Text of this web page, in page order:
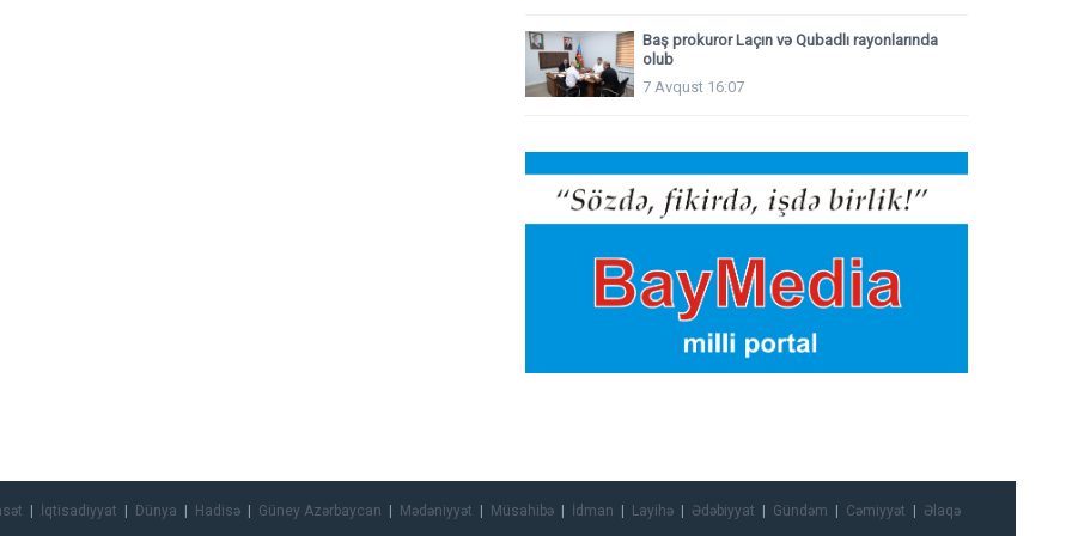
Baş prokuror Laçın və Qubadlı rayonlarında
olub
7 Avqust 16:07
İqtisadiyyat Dünya Hadisə Güney Azərbaycan Mədəniyyət Müsahibə İdman Layihə Ədəbiyyat Gündəm Cəmiyyət Əlaqə